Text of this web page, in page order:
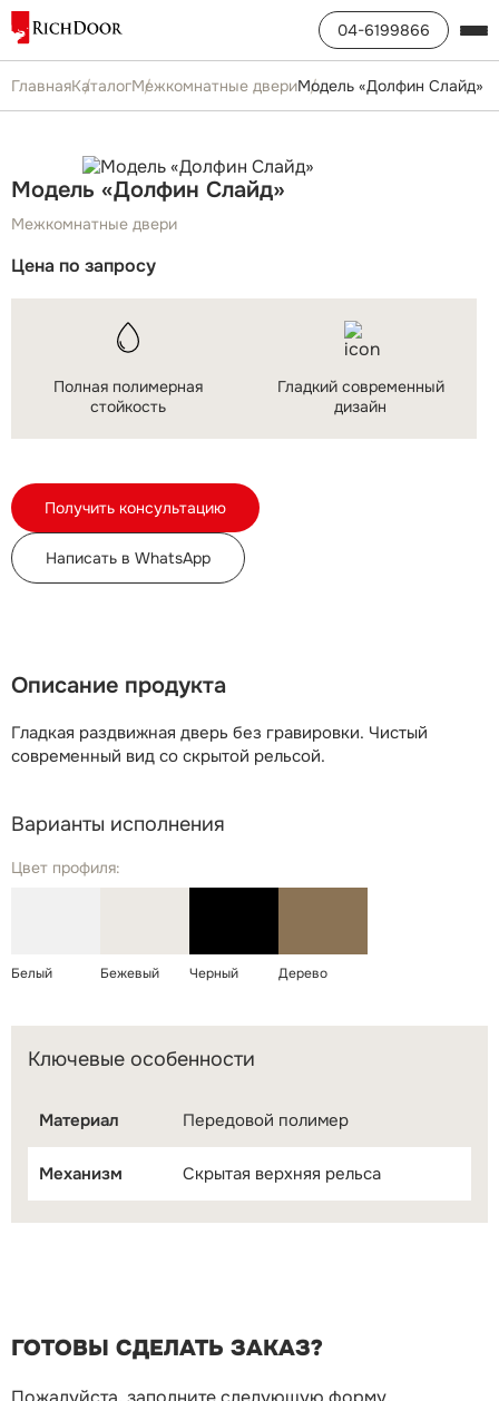
04-6199866
ГлавнаяКаталогМежкомнатные двериМодель «Долфин Слайд»
Модель «Долфин Слайд»
Межкомнатные двери
Цена по запросу
Полная полимерная
стойкость
Гладкий современный
дизайн
Получить консультацию
Написать в WhatsApp
Описание продукта
Гладкая раздвижная дверь без гравировки. Чистый
современный вид со скрытой рельсой.
Варианты исполнения
Цвет профиля:
Белый Бежевый Черный Дерево
Ключевые особенности
Материал Передовой полимер
Механизм Скрытая верхняя рельса
ГОТОВЫ СДЕЛАТЬ ЗАКАЗ?